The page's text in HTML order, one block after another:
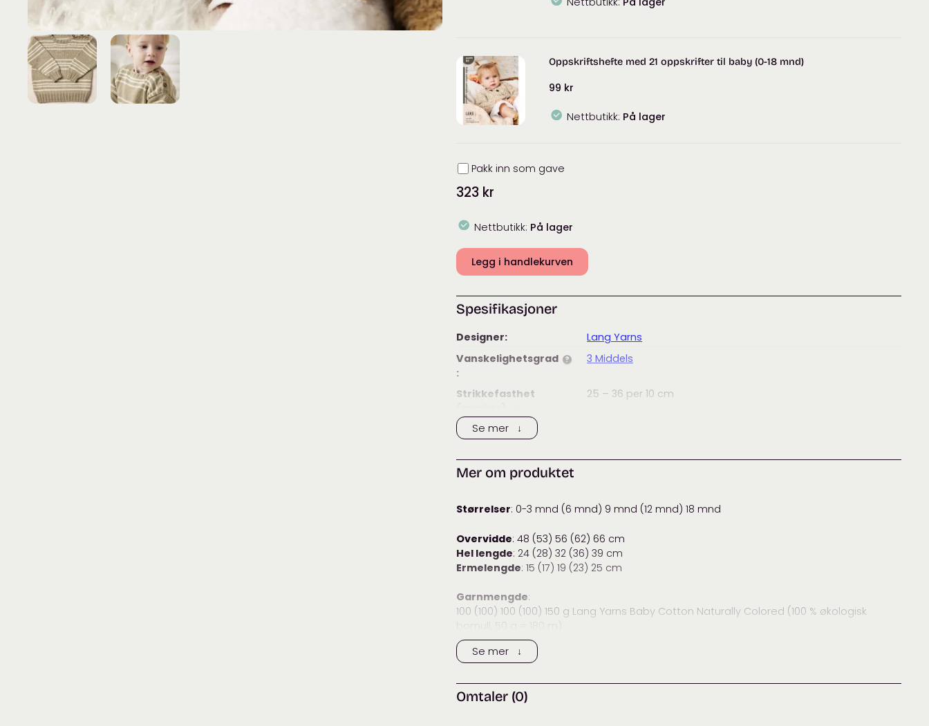
Baby
Cotton
Naturally
antall
Oppskriftshefte med 21 oppskrifter til baby (0-18 mnd)
99 kr
Nettbutikk: På lager
Innpakning
Pakk inn som gave
323 kr
Nettbutikk: På lager
Legg i handlekurven
Spesifikasjoner
Designer:
Lang Yarns
Vanskelighetsgrad ?
:
3 Middels
Strikkefasthet
25 – 36 per 10 cm
Anbefalt
pinnestørrelse:
Vaskeanvisning:
Colored
Gensere
Se mer ↓
Mer om produktet
Størrelser: 0-3 mnd (6 mnd) 9 mnd (12 mnd) 18 mnd
Overvidde: 48 (53) 56 (62) 66 cm
Hel lengde: 24 (28) 32 (36) 39 cm
Ermelengde: 15 (17) 19 (23) 25 cm
Garnmengde:
100 (100) 100 (100) 150 g Lang Yarns Baby Cotton Naturally Colored (100 % økologisk
bomull, 50 g = 180 m)
50 (50) 50 (50) 50 g Lang Yarns Baby Cotton Naturally Colored (100 % økologisk bomull,
50 g = 180 m)
Veiledende pinner:
Rundpinne 3.0 og 3.5 mm
Se mer ↓
Omtaler (0)